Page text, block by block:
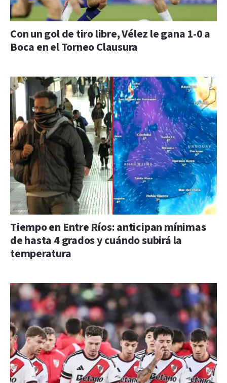
Con un gol de tiro libre, Vélez le gana 1-0 a
Boca en el Torneo Clausura
Tiempo en Entre Ríos: anticipan mínimas
de hasta 4 grados y cuándo subirá la
temperatura